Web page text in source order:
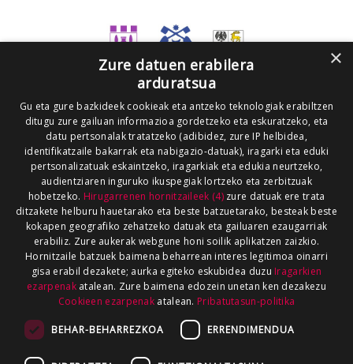
×
Zure datuen erabilera
arduratsua
Gu eta gure bazkideek cookieak eta antzeko teknologiak erabiltzen
ditugu zure gailuan informazioa gordetzeko eta eskuratzeko, eta
datu pertsonalak tratatzeko (adibidez, zure IP helbidea,
identifikatzaile bakarrak eta nabigazio-datuak), iragarki eta eduki
pertsonalizatuak eskaintzeko, iragarkiak eta edukia neurtzeko,
audientziaren inguruko ikuspegiak lortzeko eta zerbitzuak
hobetzeko. Hirugarrenen hornitzaileek (4)zure datuak ere trata
ditzakete helburu hauetarako eta beste batzuetarako, besteak beste
kokapen geografiko zehatzeko datuak eta gailuaren ezaugarriak
erabiliz. Zure aukerak webgune honi soilik aplikatzen zaizkio.
Hornitzaile batzuek baimena beharrean interes legitimoa oinarri
gisa erabil dezakete; aurka egiteko eskubidea duzu Iragarkien
ezarpenakatalean. Zure baimena edozein unetan ken dezakezu
Cookieen ezarpenak atalean. Pribatutasun-politika
BEHAR-BEHARREZKOA ERRENDIMENDUA